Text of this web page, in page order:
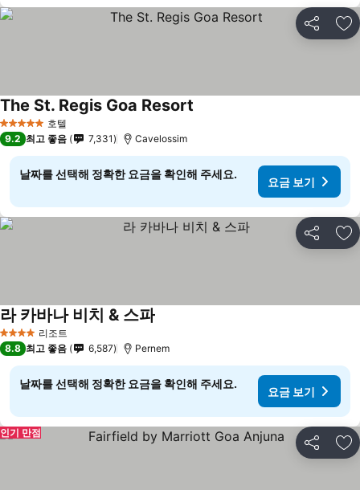
공유 즐
5 성급 호텔
The St. Regis Goa Resort
9.2 최고 좋음 7,331 Cavelossim
날짜를 선택해 정확한 요금을 확인해 주세요.
요금 보기
공유 즐
4 성급 리조트
라 카바나 비치 & 스파
8.8 최고 좋음 6,587 Pernem
날짜를 선택해 정확한 요금을 확인해 주세요.
요금 보기
공유 즐
인기 만점